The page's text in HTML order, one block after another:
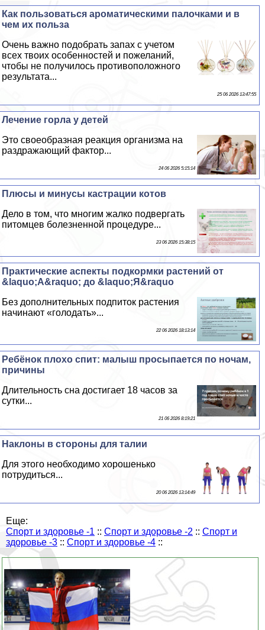
Как пользоваться ароматическими палочками и в
чем их польза
Очень важно подобрать запах с учетом
всех твоих особенностей и пожеланий,
чтобы не получилось противоположного
результата...
25 06 2026 13:47:55
Лечение горла у детей
Это своеобразная реакция организма на
раздражающий фактор...
24 06 2026 5:15:14
Плюсы и минусы кастрации котов
Дело в том, что многим жалко подвергать
питомцев болезненной процедуре...
23 06 2026 15:38:15
Пpaктические аспекты подкормки растений от
&laquo;А&raquo; до &laquo;Я&raquo
Без дополнительных подпиток растения
начинают «голодать»...
22 06 2026 18:13:14
Ребёнок плохо спит: малыш просыпается по ночам,
причины
Длительность сна достигает 18 часов за
сутки...
21 06 2026 8:19:21
Наклоны в стороны для талии
Для этого необходимо хорошенько
потрудиться...
20 06 2026 13:14:49
Еще:
Спорт и здоровье -1 :: Спорт и здоровье -2 :: Спорт и
здоровье -3 :: Спорт и здоровье -4 ::